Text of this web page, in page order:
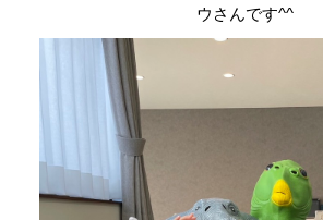
ウさんです^^